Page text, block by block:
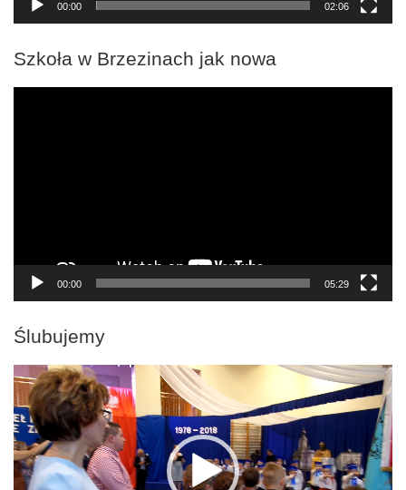
00:00 02:06
Szkoła w Brzezinach jak nowa
00:00 05:29
Ślubujemy
Odtwarzacz
video